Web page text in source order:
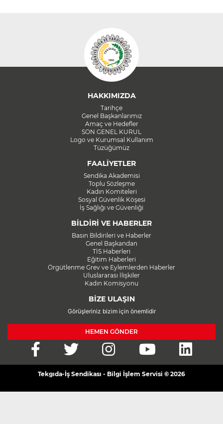
HAKKIMIZDA
Tarihçe
Genel Başkanlarımız
Amaç ve Hedefler
SON GENEL KURUL
Logo ve Kurumsal Kullanım
Tüzüğümüz
FAALİYETLER
Sendika Akademisi
Toplu Sözleşme
Kadın Komiteleri
Sosyal Güvenlik Köşesi
İş Sağlığı ve Güvenliği
BİLDİRİ VE HABERLER
Basın Bildirileri ve Haberler
Genel Başkandan
TİS Haberleri
Eğitim Haberleri
Örgütlenme Grev ve Eylemlerden Haberler
Uluslararası İlişkiler
Kadın Komisyonu
BİZE ULAŞIN
Görüşleriniz bizim için önemlidir
HEMEN GÖNDER
Tekgıda-İş Sendikası - Bilgi İşlem Servisi © 2026